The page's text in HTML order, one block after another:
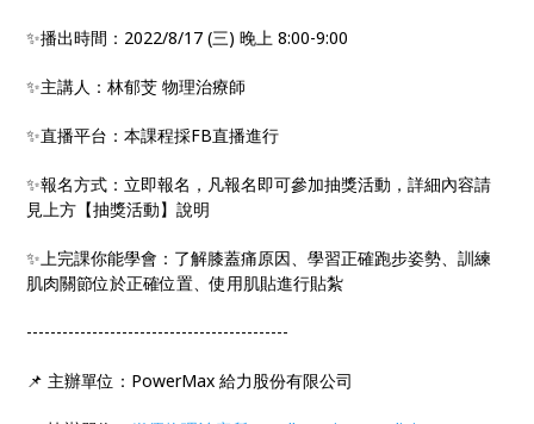
✨播出時間：2022/8/17 (三) 晚上 8:00-9:00
✨主講人：林郁芠 物理治療師
✨直播平台：本課程採FB直播進行
✨報名方式：立即報名，凡報名即可參加抽獎活動，詳細內容請
見上方【抽獎活動】說明
✨上完課你能學會：了解膝蓋痛原因、學習正確跑步姿勢、訓練
肌肉關節位於正確位置、使用肌貼進行貼紮
--------------------------------------------
📌 主辦單位：PowerMax 給力股份有限公司